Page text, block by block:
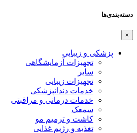
دسته‌بندی‌ها
×
پزشکی و زیبایی
تجهیزات آزمایشگاهی
سایر
تجهیزات زیبایی
خدمات دندانپزشکی
خدمات درمانی و مراقبتی
سمعک
کاشت و ترمیم مو
تغذیه و رژیم غذایی